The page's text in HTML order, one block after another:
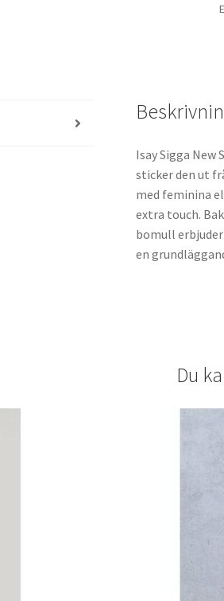
Isay Sigga
sticker den ut
med feminina
extra touch.
bomull
en
Du